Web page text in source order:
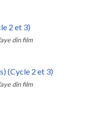
2 et 3)
din film
(Cycle 2 et 3)
din film